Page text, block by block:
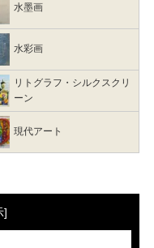
水墨画
水彩画
リトグラフ・シルクスクリ
ーン
現代アート
]